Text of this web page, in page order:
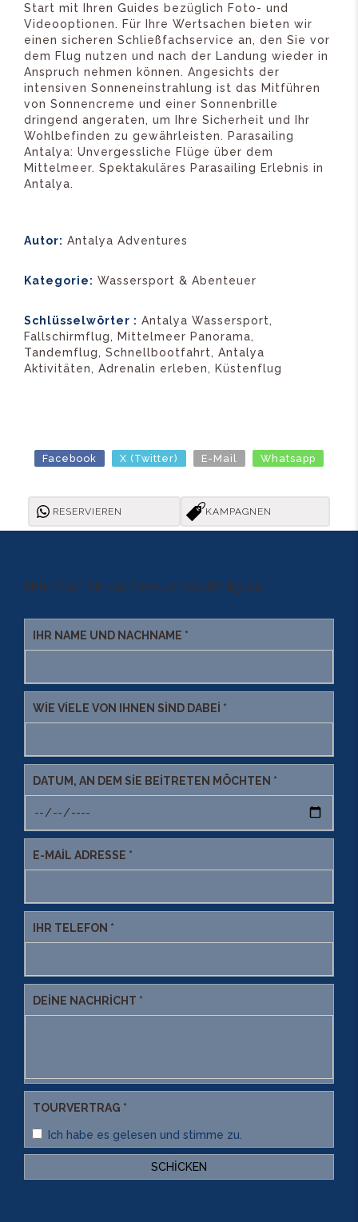
Start mit Ihren Guides bezüglich Foto- und
Videooptionen. Für Ihre Wertsachen bieten wir
einen sicheren Schließfachservice an, den Sie vor
dem Flug nutzen und nach der Landung wieder in
Anspruch nehmen können. Angesichts der
intensiven Sonneneinstrahlung ist das Mitführen
von Sonnencreme und einer Sonnenbrille
dringend angeraten, um Ihre Sicherheit und Ihr
Wohlbefinden zu gewährleisten. Parasailing
Antalya: Unvergessliche Flüge über dem
Mittelmeer. Spektakuläres Parasailing Erlebnis in
Antalya.
Autor: Antalya Adventures
Kategorie: Wassersport & Abenteuer
Schlüsselwörter : Antalya Wassersport,
Fallschirmflug, Mittelmeer Panorama,
Tandemflug, Schnellbootfahrt, Antalya
Aktivitäten, Adrenalin erleben, Küstenflug
Facebook X (Twitter) E-Mail Whatsapp
RESERVIEREN KAMPAGNEN
Bitte füllen Sie das Formular vollständig aus.
IHR NAME UND NACHNAME *
WIE VIELE VON IHNEN SIND DABEI *
DATUM, AN DEM SIE BEITRETEN MÖCHTEN *
E-MAIL ADRESSE *
IHR TELEFON *
DEINE NACHRICHT *
TOURVERTRAG *
Ich habe es gelesen und stimme zu.
SCHICKEN